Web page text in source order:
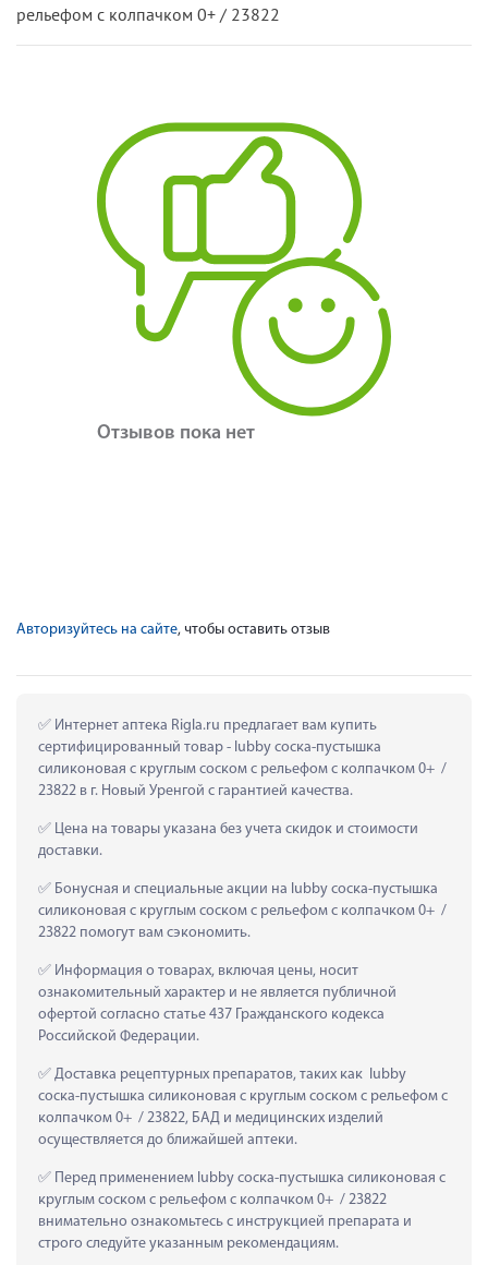
рельефом с колпачком 0+ / 23822
Отзывов пока нет
Авторизуйтесь на сайте, чтобы оставить отзыв
Интернет аптека Rigla.ru предлагает вам купить
сертифицированный товар - lubby соска-пустышка
силиконовая с круглым соском с рельефом с колпачком 0+  /
23822 в г. Новый Уренгой с гарантией качества.
Цена на товары указана без учета скидок и стоимости
доставки.
Бонусная и специальные акции на lubby соска-пустышка
силиконовая с круглым соском с рельефом с колпачком 0+  /
23822 помогут вам сэкономить.
Информация о товарах, включая цены, носит
ознакомительный характер и не является публичной
офертой согласно статье 437 Гражданского кодекса
Российской Федерации.
Доставка рецептурных препаратов, таких как  lubby
соска-пустышка силиконовая с круглым соском с рельефом с
колпачком 0+  / 23822, БАД и медицинских изделий
осуществляется до ближайшей аптеки.
Перед применением lubby соска-пустышка силиконовая с
круглым соском с рельефом с колпачком 0+  / 23822
внимательно ознакомьтесь с инструкцией препарата и
строго следуйте указанным рекомендациям.